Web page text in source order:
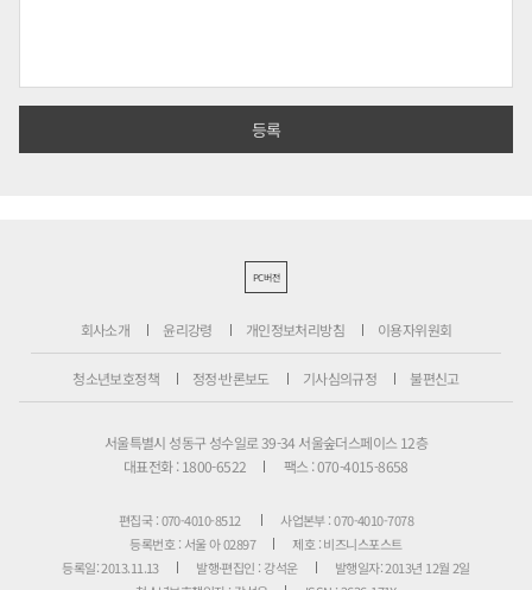
PC버전
회사소개 윤리강령 개인정보처리방침 이용자위원회
청소년보호정책 정정·반론보도 기사심의규정 불편신고
서울특별시 성동구 성수일로 39-34 서울숲더스페이스 12층
대표전화 : 1800-6522
팩스 : 070-4015-8658
편집국 : 070-4010-8512
사업본부 : 070-4010-7078
등록번호 : 서울 아 02897
제호 : 비즈니스포스트
등록일: 2013.11.13
발행·편집인 : 강석운
발행일자: 2013년 12월 2일